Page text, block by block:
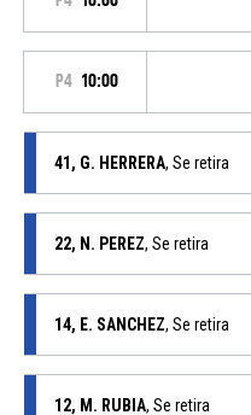
P4 10:00
41, G. HERRERA, Se retira
22, N. PEREZ, Se retira
14, E. SANCHEZ, Se retira
12, M. RUBIA, Se retira